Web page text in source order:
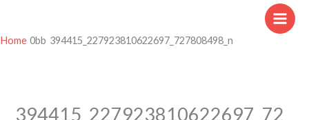
contenuto
Home 394415_227923810622697_727808498_n
394415_227923810622697_72